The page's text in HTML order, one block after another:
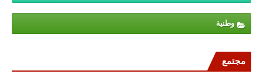
وطنية
مجتمع